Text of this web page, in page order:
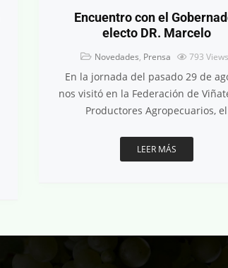
Encuentro con el
electo DR. Marcelo
Novedades, Prensa 793Views
En la jornada del pasado 29 de
nos visitó en la Federación de
Productores Agropecuarios, el
LEER MÁS